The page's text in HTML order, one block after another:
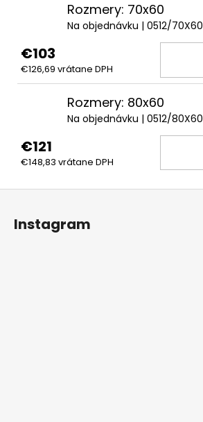
Rozmery: 70x60
Na objednávku | 0512/70X60
€103
€126,69 vrátane DPH
Rozmery: 80x60
Na objednávku | 0512/80X60
€121
€148,83 vrátane DPH
Z
Instagram